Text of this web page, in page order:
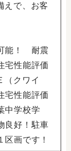
で、お客
能！ 耐震
宅性能評価
（クワイ
宅性能評価
中学校学
良好！駐車
区画です！